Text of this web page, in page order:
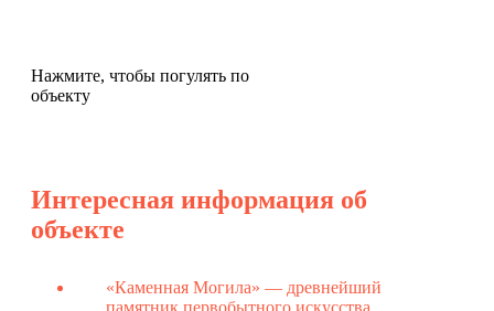
Нажмите, чтобы погулять по
объекту
Интересная информация об
объекте
«Каменная Могила» — древнейший
памятник первобытного искусства